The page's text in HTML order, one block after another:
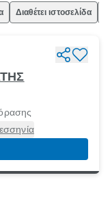
Διαθέτει ιστοσελίδα